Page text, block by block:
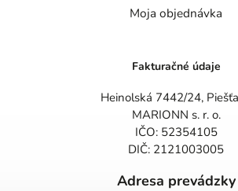
Moja objednávka
Fakturačné údaje
Heinolská 7442/24,
MARIONN s. r. o.
IČO: 52354105
DIČ: 2121003005
Adresa prevádzky